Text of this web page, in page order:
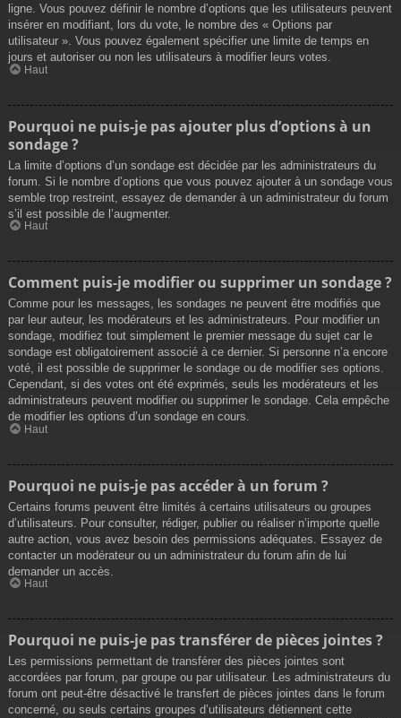
ligne. Vous pouvez définir le nombre d’options que les utilisateurs peuvent
insérer en modifiant, lors du vote, le nombre des « Options par
utilisateur ». Vous pouvez également spécifier une limite de temps en
jours et autoriser ou non les utilisateurs à modifier leurs votes.
Haut
Pourquoi ne puis-je pas ajouter plus d’options à un
sondage ?
La limite d’options d’un sondage est décidée par les administrateurs du
forum. Si le nombre d’options que vous pouvez ajouter à un sondage vous
semble trop restreint, essayez de demander à un administrateur du forum
s’il est possible de l’augmenter.
Haut
Comment puis-je modifier ou supprimer un sondage ?
Comme pour les messages, les sondages ne peuvent être modifiés que
par leur auteur, les modérateurs et les administrateurs. Pour modifier un
sondage, modifiez tout simplement le premier message du sujet car le
sondage est obligatoirement associé à ce dernier. Si personne n’a encore
voté, il est possible de supprimer le sondage ou de modifier ses options.
Cependant, si des votes ont été exprimés, seuls les modérateurs et les
administrateurs peuvent modifier ou supprimer le sondage. Cela empêche
de modifier les options d’un sondage en cours.
Haut
Pourquoi ne puis-je pas accéder à un forum ?
Certains forums peuvent être limités à certains utilisateurs ou groupes
d’utilisateurs. Pour consulter, rédiger, publier ou réaliser n’importe quelle
autre action, vous avez besoin des permissions adéquates. Essayez de
contacter un modérateur ou un administrateur du forum afin de lui
demander un accès.
Haut
Pourquoi ne puis-je pas transférer de pièces jointes ?
Les permissions permettant de transférer des pièces jointes sont
accordées par forum, par groupe ou par utilisateur. Les administrateurs du
forum ont peut-être désactivé le transfert de pièces jointes dans le forum
concerné, ou seuls certains groupes d’utilisateurs détiennent cette